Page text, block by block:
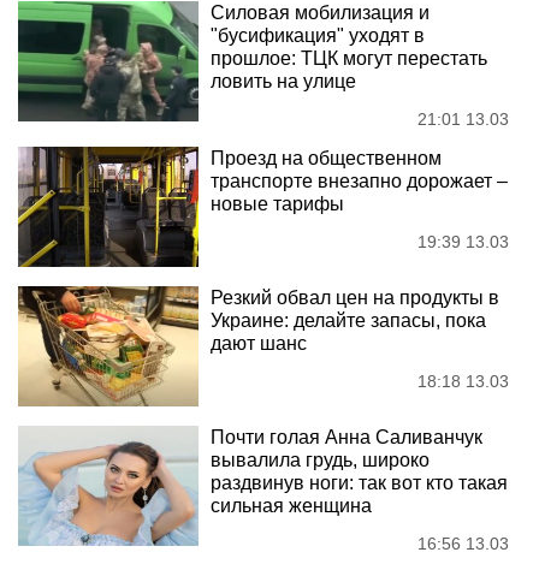
Силовая мобилизация и
"бусификация" уходят в
прошлое: ТЦК могут перестать
ловить на улице
21:01 13.03
Проезд на общественном
транспорте внезапно дорожает –
новые тарифы
19:39 13.03
Резкий обвал цен на продукты в
Украине: делайте запасы, пока
дают шанс
18:18 13.03
Почти голая Анна Саливанчук
вывалила грудь, широко
раздвинув ноги: так вот кто такая
сильная женщина
16:56 13.03